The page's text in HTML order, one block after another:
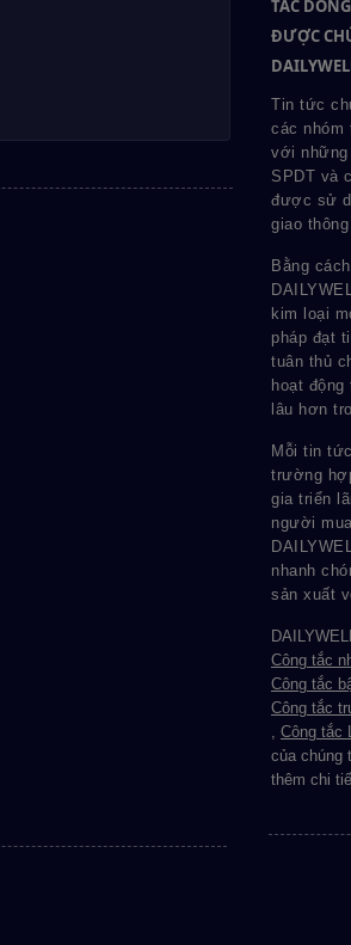
TẮC
ĐƯỢC
Tin tức
các nhóm
với những
SPDT và
được sử
giao
Bằng
kim loại
pháp đạt
tuân thủ
hoạt
lâu hơn
Mỗi tin
trường
gia triển
người
nhanh
sản xuất
Công tắc
Công tắc
Công tắc
, Công tắc
của chúng
thêm chi